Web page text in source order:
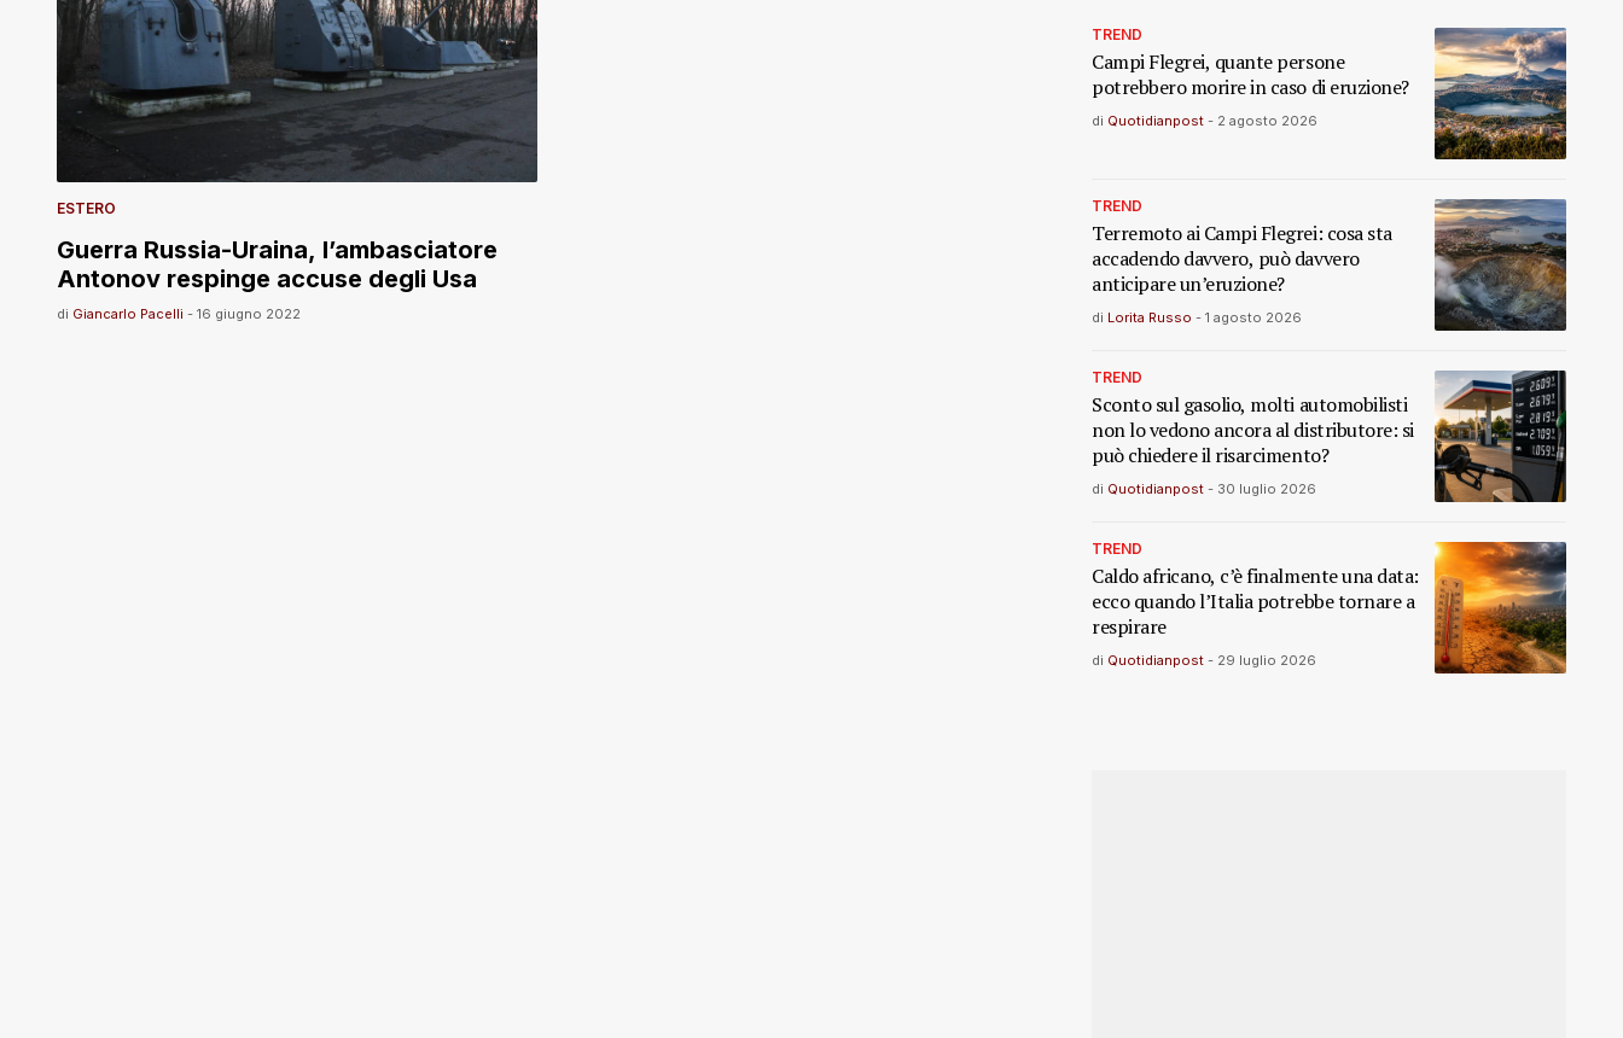
ESTERO
Guerra Russia-Uraina, l’ambasciatore
Antonov respinge accuse degli Usa
di Giancarlo Pacelli - 16 giugno 2022
TREND
Campi Flegrei, quante persone
potrebbero morire in caso di eruzione?
di Quotidianpost - 2 agosto 2026
TREND
Terremoto ai Campi Flegrei: cosa sta
accadendo davvero, può davvero
anticipare un’eruzione?
di Lorita Russo - 1 agosto 2026
TREND
Sconto sul gasolio, molti automobilisti
non lo vedono ancora al distributore: si
può chiedere il risarcimento?
di Quotidianpost - 30 luglio 2026
TREND
Caldo africano, c’è finalmente una data:
ecco quando l’Italia potrebbe tornare a
respirare
di Quotidianpost - 29 luglio 2026